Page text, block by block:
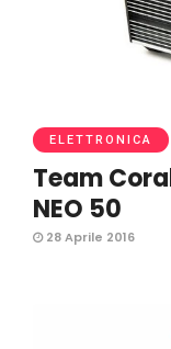
ELETTRONICA
Team
NEO 50
28 Aprile 2016